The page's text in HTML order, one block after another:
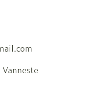
Vanneste